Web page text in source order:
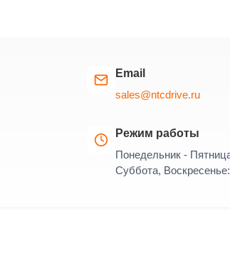
Email
sales@ntcdrive.ru
Режим работы
Понедельник -
Суббота,